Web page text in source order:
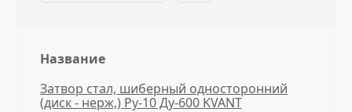
Название
Затвор стал, шиберный односторонний
(диск - нерж,) Ру-10 Ду-600 KVANT